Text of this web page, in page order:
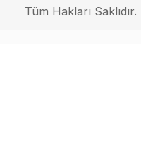
Tüm Hakları Saklıdır. |